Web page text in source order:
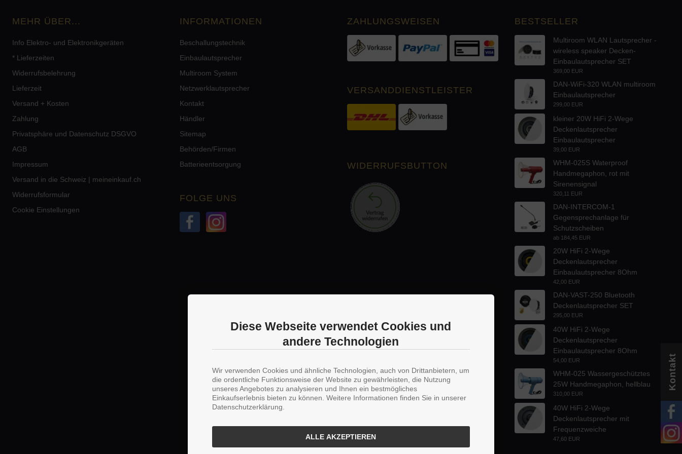
MEHR ÜBER...
Info Elektro- und Elektronikgeräten
* Lieferzeiten
Widerrufsbelehrung
Lieferzeit
Versand + Kosten
Zahlung
Privatsphäre und Datenschutz DSGVO
AGB
Impressum
Versand in die Schweiz | meineinkauf.ch
Widerrufsformular
Cookie Einstellungen
INFORMATIONEN
Beschallungstechnik
Einbaulautsprecher
Multiroom System
Netzwerklautsprecher
Kontakt
Händler
Sitemap
Behörden/Firmen
Batterieentsorgung
FOLGE UNS
Kontakt
ZAHLUNGSWEISEN
VERSANDDIENSTLEISTER
WIDERRUFSBUTTON
BESTSELLER
Multiroom WLAN Lautsprecher -
wireless speaker Decken-
Einbaulautsprecher SET
369,00 EUR
DAN-WiFi-320 WLAN multiroom
Einbaulautsprecher
299,00 EUR
kleiner 20W HiFi 2-Wege
Deckenlautsprecher
Einbaulautsprecher
39,00 EUR
WHM-025S Waterproof
Handmegaphon, rot mit
Sirenensignal
320,11 EUR
DAN-INTERCOM-1
Gegensprechanlage für
Schutzscheiben
ab 184,45 EUR
20W HiFi 2-Wege
Deckenlautsprecher
Einbaulautsprecher 8Ohm
42,00 EUR
DAN-VAST-250 Bluetooth
Deckenlautsprecher SET
295,00 EUR
40W HiFi 2-Wege
Deckenlautsprecher
Einbaulautsprecher 8Ohm
54,00 EUR
WHM-025 Wassergeschütztes
25W Handmegaphon, hellblau
310,00 EUR
40W HiFi 2-Wege
Deckenlautsprecher mit
Frequenzweiche
47,60 EUR
Diese Webseite verwendet Cookies und
andere Technologien
Wir verwenden Cookies und ähnliche Technologien, auch von Drittanbietern, um
die ordentliche Funktionsweise der Website zu gewährleisten, die Nutzung
unseres Angebotes zu analysieren und Ihnen ein bestmögliches
Einkaufserlebnis bieten zu können. Weitere Informationen finden Sie in unserer
Datenschutzerklärung.
ALLE AKZEPTIEREN